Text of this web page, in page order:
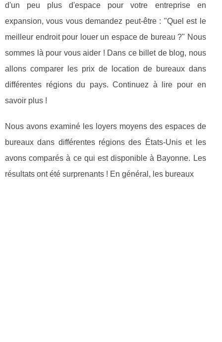
d'un peu plus d'espace pour votre entreprise en
expansion, vous vous demandez peut-être : "Quel est le
meilleur endroit pour louer un espace de bureau ?" Nous
sommes là pour vous aider ! Dans ce billet de blog, nous
allons comparer les prix de location de bureaux dans
différentes régions du pays. Continuez à lire pour en
savoir plus !
Nous avons examiné les loyers moyens des espaces de
bureaux dans différentes régions des États-Unis et les
avons comparés à ce qui est disponible à Bayonne. Les
résultats ont été surprenants ! En général, les bureaux